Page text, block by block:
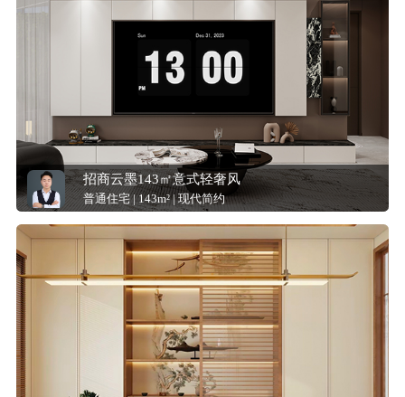
招商云墨143㎡意式轻奢风
普通住宅 | 143m² | 现代简约